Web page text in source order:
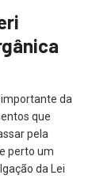
da
que
pela
perto um
da Lei